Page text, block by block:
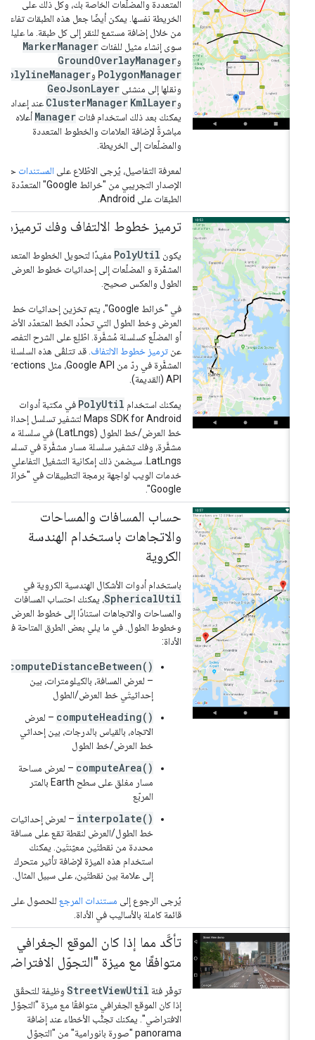
المتعددة والمضلّعات الخاصة بك، وكل ذلك على
الخريطة نفسها. يمكن أيضًا جعل هذه الطبقات تفاعلية
من خلال إضافة مستمع للنقر إلى كل طبقة. ما عليك
سوى إنشاء مثيل للفئاتMarkerManager
وGroundOverlayManager
PolygonManagerوPolylineManager
ونقلها إلى منشئيGeoJsonLayer
و KmlLayer
ClusterManagerعند إعدادها.
يمكنك بعد ذلك استخدام فئاتManagerأعلاه
مباشرةً لإضافة العلامات والخطوط المتعددة
والمضلّعات إلى الخريطة.
لمعرفة التفاصيل، يُرجى الاطّلاع على المستنداتحول
الإصدار التجريبي من "خرائط Google" المتعدّدة
الطبقات على Android.
ترميز خطوط الالتفاف وفك ترميزها
يكونPolyUtilمفيدًا لتحويل الخطوط المتعددة
المشفّرة و المضلّعات إلى إحداثيات خطوط العرض/
الطول والعكس صحيح.
في "خرائط Google"، يتم تخزين إحداثيات خط
العرض وخط الطول التي تحدِّد الخط المتعدّد الأضلاع
أو المضلّع كسلسلة مُشفَّرة. اطّلِع على الشرح التفصيلي
عن
ترميز خطوط الالتفاف. قد تتلقّى هذه السلسلة
المشفَّرة في ردّ من Google API، مثل Directions
API (القديمة).
يمكنك استخدامPolyUtilفي مكتبة أدوات
‎Maps SDK for Android لتشفير تسلسل إحداثيات
خط العرض/خط الطول (LatLngs) في سلسلة مسار
مشفَّرة، وفك تشفير سلسلة مسار مشفَّرة في تسلسل
LatLngs. سيضمن ذلك إمكانية التشغيل التفاعلي مع
خدمات الويب لواجهة برمجة التطبيقات في "خرائط
Google".
حساب المسافات والمساحات
والاتجاهات باستخدام الهندسة
الكروية
باستخدام أدوات الأشكال الهندسية الكروية في
SphericalUtil، يمكنك احتساب المسافات
والمساحات والاتجاهات استنادًا إلى خطوط العرض
وخطوط الطول. في ما يلي بعض الطرق المتاحة في
الأداة:
computeDistanceBetween()
– لعرض المسافة، بالكيلومترات، بين
إحداثيتَي خط العرض/الطول
computeHeading()– لعرض
الاتجاه، بالقياس بالدرجات، بين إحداثي
خط العرض/خط الطول
computeArea()– لعرض مساحة
مسار مغلق على سطح Earth بالمتر
المربّع
interpolate()– لعرض إحداثيات
خط الطول/العرض لنقطة تقع على مسافة
محددة من نقطتَين معيّنتَين. يمكنك
استخدام هذه الميزة لإضافة تأثير متحرك
إلى علامة بين نقطتَين، على سبيل المثال.
يُرجى الرجوع إلىمستندات المرجعللحصول على
قائمة كاملة بالأساليب في الأداة.
تأكَّد مما إذا كان الموقع الجغرافي
متوافقًا مع ميزة "التجوّل الافتراضي".
توفّر فئة StreetViewUtilوظيفة للتحقّق مما
إذا كان الموقع الجغرافي متوافقًا مع ميزة "التجوّل
الافتراضي". يمكنك تجنُّب الأخطاء عند إضافة
panorama "صورة بانورامية" من "التجوّل